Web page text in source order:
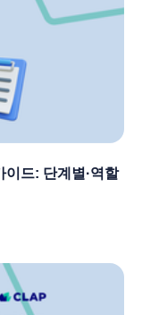
드: 단계별·역할